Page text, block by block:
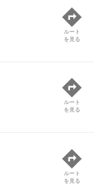
ルート
を見る
ルート
を見る
ルート
を見る